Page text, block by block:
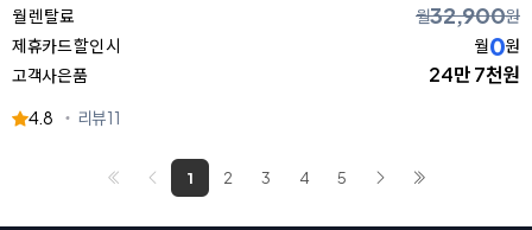
월 렌탈료 월32,900원
제휴카드 할인 시
월0원
고객사은품
24만 7천원
4.8 리뷰11
1 2 3 4 5